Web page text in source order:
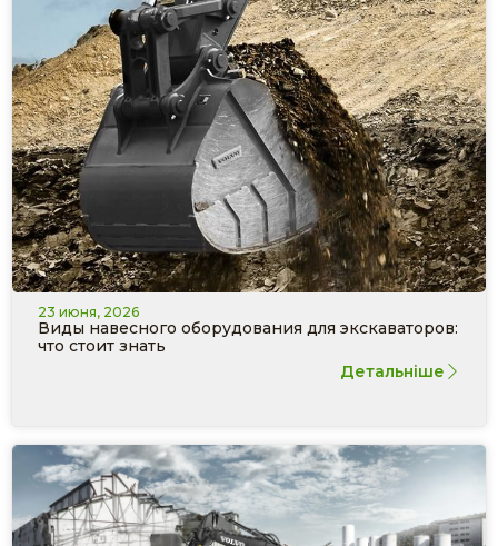
23 июня, 2026
Виды навесного оборудования для экскаваторов:
что стоит знать
Детальніше